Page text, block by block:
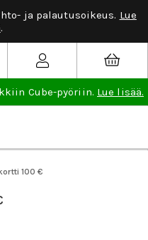
ja palautusoikeus. Lue
.
Cube-pyöriin. Lue lisää.
100 €